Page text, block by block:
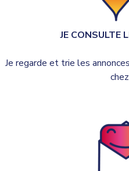
JE CONSULTE
Je regarde et trie les